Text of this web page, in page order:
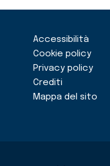
Accessibilità
Cookie policy
Privacy policy
Crediti
Mappa del sito